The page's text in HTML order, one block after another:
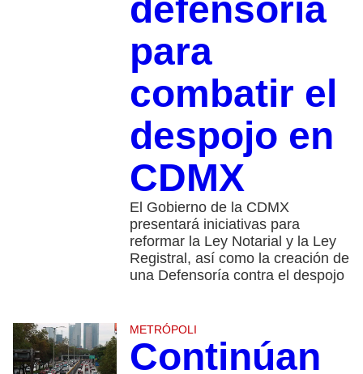
defensoría
para
combatir el
despojo en
CDMX
El Gobierno de la CDMX
presentará iniciativas para
reformar la Ley Notarial y la Ley
Registral, así como la creación de
una Defensoría contra el despojo
METRÓPOLI
Continúan